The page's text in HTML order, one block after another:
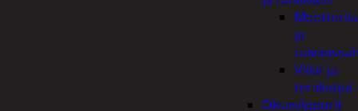
ja
Viilat ja
teräketjut
Oksasilppurit